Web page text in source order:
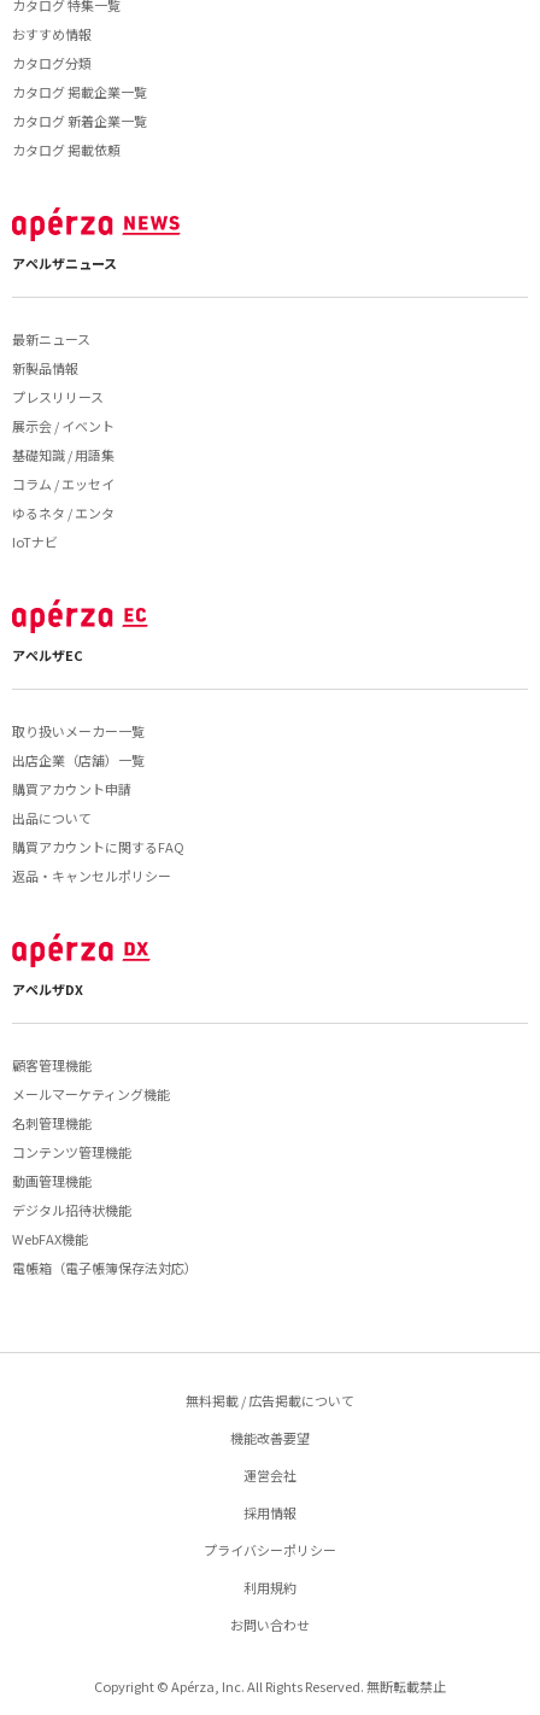
カタログ 特集一覧
おすすめ情報
カタログ分類
カタログ 掲載企業一覧
カタログ 新着企業一覧
カタログ 掲載依頼
アペルザニュース
最新ニュース
新製品情報
プレスリリース
展示会 / イベント
基礎知識 / 用語集
コラム / エッセイ
ゆるネタ / エンタ
IoTナビ
アペルザEC
取り扱いメーカー一覧
出店企業（店舗）一覧
購買アカウント申請
出品について
購買アカウントに関するFAQ
返品・キャンセルポリシー
アペルザDX
顧客管理機能
メールマーケティング機能
名刺管理機能
コンテンツ管理機能
動画管理機能
デジタル招待状機能
WebFAX機能
電帳箱（電子帳簿保存法対応）
無料掲載 / 広告掲載について
機能改善要望
運営会社
採用情報
プライバシーポリシー
利用規約
お問い合わせ
Copyright © Apérza, Inc. All Rights Reserved. 無断転載禁止